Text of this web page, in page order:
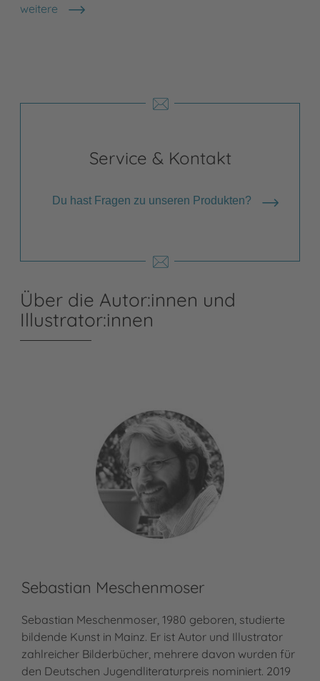
weitere
Shops anzeigen
Service & Kontakt
Du hast Fragen zu unseren Produkten?
Über die Autor:innen und
Illustrator:innen
Sebastian Meschenmoser
Sebastian Meschenmoser, 1980 geboren, studierte
bildende Kunst in Mainz. Er ist Autor und Illustrator
zahlreicher Bilderbücher, mehrere davon wurden für
den Deutschen Jugendliteraturpreis nominiert. 2019